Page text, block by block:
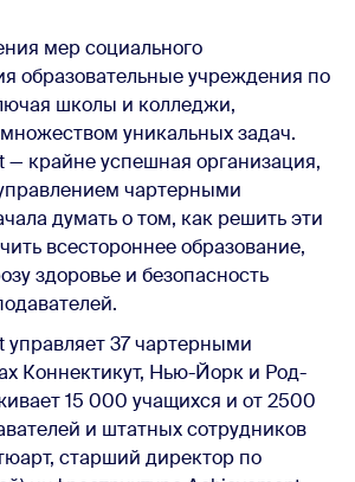
мер социального
образовательные учреждения по
школы и колледжи,
уникальных задач.
— крайне успешная организация,
чартерными
думать о том, как решить эти
всестороннее образование,
здоровье и безопасность
управляет 37 чартерными
Коннектикут, Нью-Йорк и Род-
15 000 учащихся и от 2500
и штатных сотрудников
старший директор по